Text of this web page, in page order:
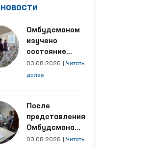
новости
Омбудсманом
изучено
состояние
женщины,
пострадавшей от
области
03.08.2026
Читать
далее
После
представления
Омбудсмана
улучшены
03.08.2026
Читать